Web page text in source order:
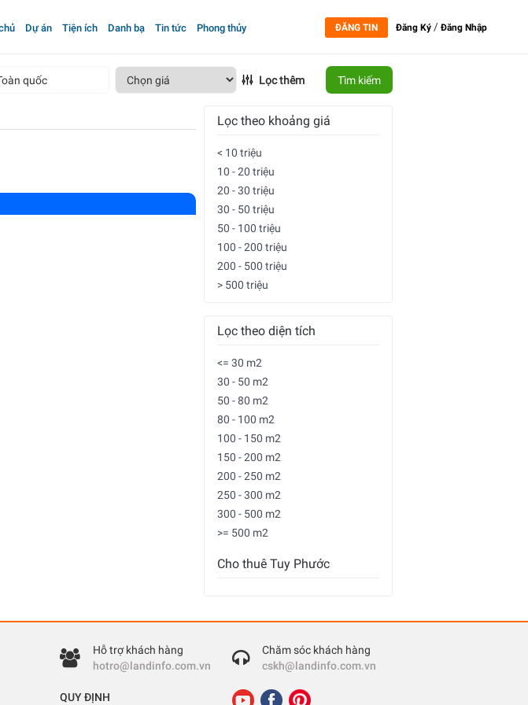
Dự án Tiện ích Danh bạ Tin tức Phong thủy ĐĂNG TIN Đăng Ký /Đăng Nhập
quốc Lọc thêm Tìm kiếm
Lọc theo khoảng giá
< 10 triệu
10 - 20 triệu
20 - 30 triệu
30 - 50 triệu
50 - 100 triệu
100 - 200 triệu
200 - 500 triệu
> 500 triệu
Lọc theo diện tích
<= 30 m2
30 - 50 m2
50 - 80 m2
80 - 100 m2
100 - 150 m2
150 - 200 m2
200 - 250 m2
250 - 300 m2
300 - 500 m2
>= 500 m2
Cho thuê Tuy Phước
Hỗ trợ khách hàng
hotro@landinfo.com.vn
Chăm sóc khách hàng
cskh@landinfo.com.vn
QUY ĐỊNH